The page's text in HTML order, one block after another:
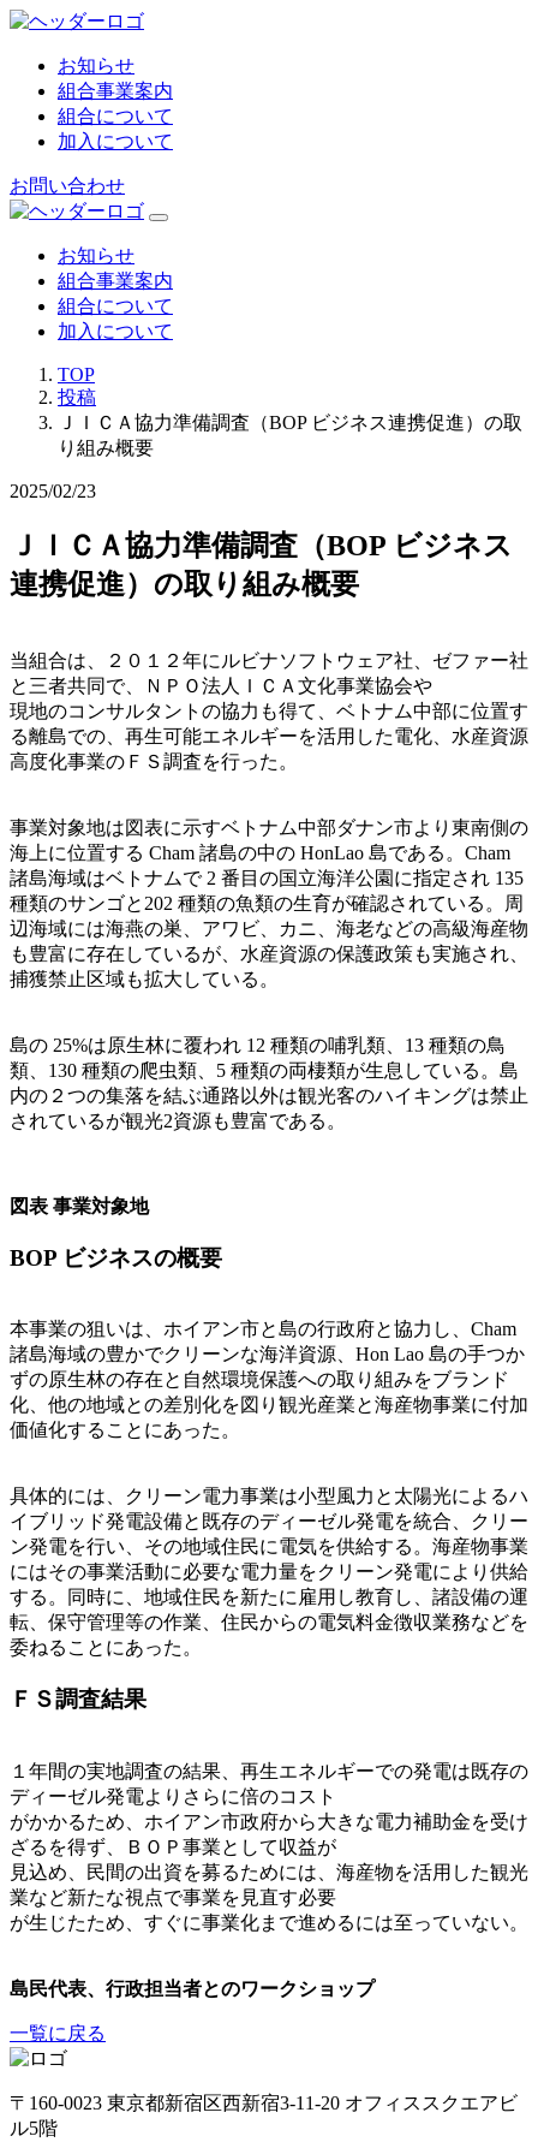
お知らせ
組合事業案内
組合について
加入について
お問い合わせ
お知らせ
組合事業案内
組合について
加入について
TOP
投稿
ＪＩＣＡ協力準備調査（BOP ビジネス連携促進）の取
り組み概要
2025/02/23
ＪＩＣＡ協力準備調査（BOP ビジネス
連携促進）の取り組み概要
当組合は、２０１２年にルビナソフトウェア社、ゼファー社
と三者共同で、ＮＰＯ法人ＩＣＡ文化事業協会や
現地のコンサルタントの協力も得て、ベトナム中部に位置す
る離島での、再生可能エネルギーを活用した電化、水産資源
高度化事業のＦＳ調査を行った。
事業対象地は図表に示すベトナム中部ダナン市より東南側の
海上に位置する Cham 諸島の中の HonLao 島である。Cham
諸島海域はベトナムで 2 番目の国立海洋公園に指定され 135
種類のサンゴと202 種類の魚類の生育が確認されている。周
辺海域には海燕の巣、アワビ、カニ、海老などの高級海産物
も豊富に存在しているが、水産資源の保護政策も実施され、
捕獲禁止区域も拡大している。
島の 25%は原生林に覆われ 12 種類の哺乳類、13 種類の鳥
類、130 種類の爬虫類、5 種類の両棲類が生息している。島
内の２つの集落を結ぶ通路以外は観光客のハイキングは禁止
されているが観光2資源も豊富である。
図表 事業対象地
BOP ビジネスの概要
本事業の狙いは、ホイアン市と島の行政府と協力し、Cham
諸島海域の豊かでクリーンな海洋資源、Hon Lao 島の手つか
ずの原生林の存在と自然環境保護への取り組みをブランド
化、他の地域との差別化を図り観光産業と海産物事業に付加
価値化することにあった。
具体的には、クリーン電力事業は小型風力と太陽光によるハ
イブリッド発電設備と既存のディーゼル発電を統合、クリー
ン発電を行い、その地域住民に電気を供給する。海産物事業
にはその事業活動に必要な電力量をクリーン発電により供給
する。同時に、地域住民を新たに雇用し教育し、諸設備の運
転、保守管理等の作業、住民からの電気料金徴収業務などを
委ねることにあった。
ＦＳ調査結果
１年間の実地調査の結果、再生エネルギーでの発電は既存の
ディーゼル発電よりさらに倍のコスト
がかかるため、ホイアン市政府から大きな電力補助金を受け
ざるを得ず、ＢＯＰ事業として収益が
見込め、民間の出資を募るためには、海産物を活用した観光
業など新たな視点で事業を見直す必要
が生じたため、すぐに事業化まで進めるには至っていない。
島民代表、行政担当者とのワークショップ
一覧に戻る
〒160-0023 東京都新宿区西新宿3-11-20 オフィススクエアビ
ル5階